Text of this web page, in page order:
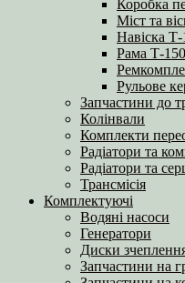
Коробка
Міст та
Навіска
Рама Т-150
Рульове
Запчастини до
Колінвали
Комплекти
Радіатори та
Радіатори та
Трансмісія
Комплектуючі
Водяні насоси
Генератори
Диски
Запчастини на